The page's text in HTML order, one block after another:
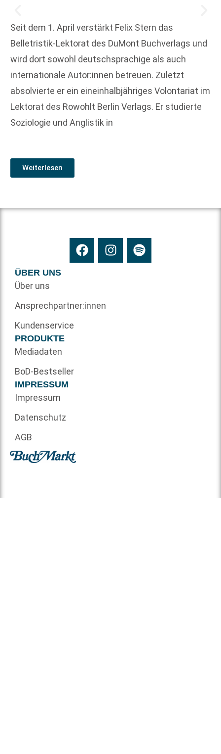
Seit dem 1. April verstärkt Felix Stern das
Belletristik-Lektorat des DuMont Buchverlags und
wird dort sowohl deutschsprachige als auch
internationale Autor:innen betreuen. Zuletzt
absolvierte er ein eineinhalbjähriges Volontariat im
Lektorat des Rowohlt Berlin Verlags. Er studierte
Soziologie und Anglistik in
Weiterlesen
ÜBER UNS
Über uns
Ansprechpartner:innen
Kundenservice
PRODUKTE
Mediadaten
BoD-Bestseller
IMPRESSUM
Impressum
Datenschutz
AGB